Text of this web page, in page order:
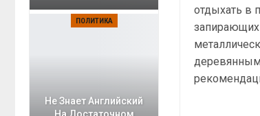
отдыхать в
запирающих
ПОЛИТИКА
Не Знает Английский